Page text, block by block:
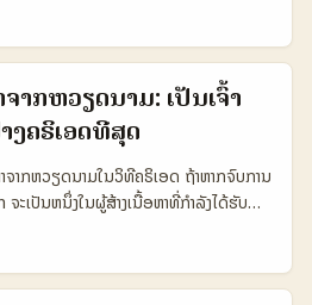
ການນໍາເສີນທີ່ສະດວກໃນ Josh ເພື່ອຂໍຂໍ້
media kit, performance) ເພື່ອເຮັດ
ຄ່າ 📊 ຕາຕະລາງ Snapshot: ການ
vs Josh vs TikTok) 🧩 Metric
C 👥 Monthly Active 1.200.000
(sponsorship leads) 12%
US$5.000 US$8.000 🕒
2–4 weeks 3–8 weeks 🎯 Best
ງ ການປະກອບການຕົວແບບໄວ ບຣານເຂົ້າຫາ
ນປຽບທຽບຢ່າງງ່າຍລະຫວ່າງ 3 ຕົວເລືອກ:
(Option A), ການໂພສຊົນໃນ Josh
າງ Josh — ເປັນທາງເລືອກທີ່າຍອດ. ແຕ່
ວກບຣານຈະມີຈຸດໃຈຕໍ່ influencer ຫຼື
ໄປໄດ້ຢ່າງມີກຸມມຸມ, ຂໍ້ນຳສະເຫຼີມທີ່ຊັດເຈນ,
ນ. ໃນບົດນີ້ຂ້ອຍຈະເອົາປະເທດຕົວຢ່າງຈິງ
— ສຳລັບຄຣີເອເຕ້ຈໍານວນນ້ອຍໃນລາວທີ່
ວມງານ giveaway. ຂໍ້ມູນທີ່ຂ້ອຍນໍາມາຜູ້ແນະ
າວເຖິງການດິຈິຕອນໃນອີຢີບ
າຍອຸດສາຫະກຳຄຣີເອຕິ້ (Leadership),
ງກັບ presale/crypto marketing
ຕໍ່ຜ່ານວິທີຕ່າງໆ 🧩 Metric Josh (ໃນອີ
າກຫວຽດນາມ: ເປັນເຈົ້າ
ຄຣິເອດທີສຸດ
າກຫວຽດນາມໃນວິທີຄຣິເອດ ຖ້າຫາກຈົບການ
ະເປັນຫນຶ່ງໃນຜູ້ສ້າງເນື້ອຫາທີ່ກຳລັງໄດ້ຮັບ
ປັນພຽງຜູ້ສ້າງເນື້ອຫາທີ່ສົ່ງມູນຄ່າຜ່ານດິຈິຕອນ
ທາງທີ່ສາມາດນຳຜະລິດຕະພັນມາໃຊ້ໃນວິທີຄຣິ
ນຳໃຊ້ຫຼາຍຢ່າງທີ່ບໍ່ເຄີຍເຄີຍໄດ້ເຫັນເກີນໄປ. ໂຕ